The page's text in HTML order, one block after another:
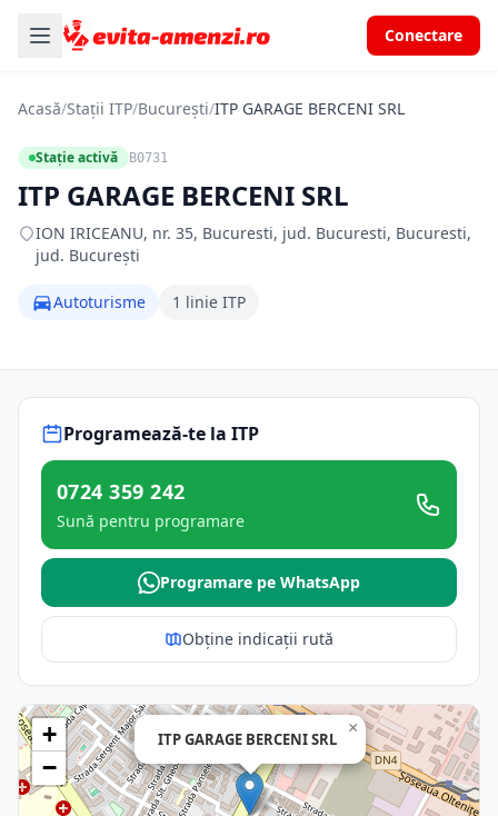
Conectare
Acasă/Stații ITP/București/ITP GARAGE BERCENI SRL
Stație activă B0731
ITP GARAGE BERCENI SRL
ION IRICEANU, nr. 35, Bucuresti, jud. Bucuresti, Bucuresti,
jud. București
Autoturisme 1 linie ITP
Programează-te la ITP
0724 359 242
Sună pentru programare
Programare pe WhatsApp
Obține indicații rută
ITP GARAGE BERCENI SRL
×
+
−